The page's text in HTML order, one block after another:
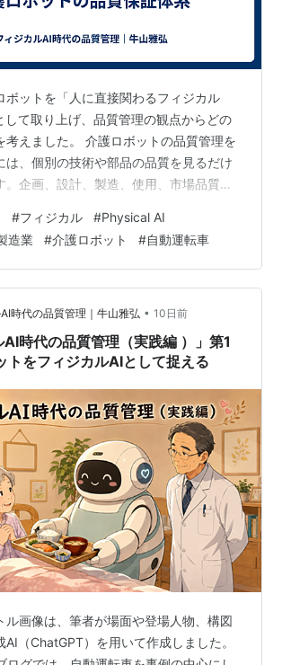
ボットを「人に直接関わるフィジカル
して取り上げ、品質管理の観点からどの
考えました。 介護ロボットの品質管理を
は、個別の技術や部品の品質を見るだけ
。企画、設計、製造、使用、市場品質ま
トの品質保証体系では、従来の企画・設
・市場品質の流れに加えて、AIの判断、
、人の介入、使用現場での記録、更新後
つの流れとして管理する必要がありま
管理で品質保証体系が果たす役割 品質保
、設計、製造、使用、市場品質ま…
#フィジカル #Physical AI
造業 #介護ロボット #自動運転車
時代の品質管理｜牛山雅弘 • 10日前
AI時代の品質管理（実践編 ）」第1
トをフィジカルAIとして捉える
ル画像は、筆者が場面や登場人物、構図
AI（ChatGPT）を用いて作成しました。